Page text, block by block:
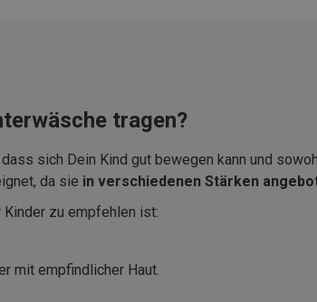
tragen?
sich Dein Kind gut bewegen kann und
da sie in verschiedenen Stärken
zu empfehlen ist:
mit empfindlicher Haut.